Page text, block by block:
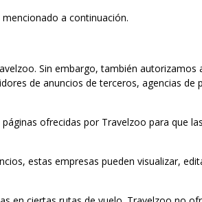
a continuación.
Sin embargo, también autorizamos
de anuncios de terceros, agencias de
ofrecidas por Travelzoo para que
estas empresas pueden visualizar,